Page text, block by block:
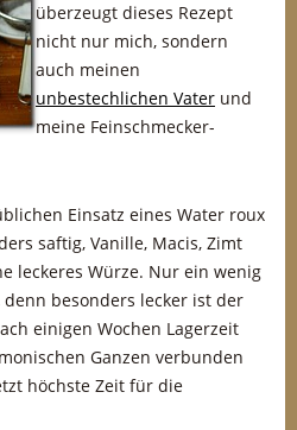
überzeugt dieses Rezept
nicht nur mich, sondern
auch meinen
unbestechlichen Vater und
meine Feinschmecker-
Einsatz eines Water roux
saftig, Vanille, Macis, Zimt
leckeres Würze. Nur ein wenig
besonders lecker ist der
einigen Wochen Lagerzeit
Ganzen verbunden
höchste Zeit für die